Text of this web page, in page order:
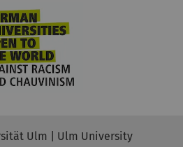
Ulm | Ulm University